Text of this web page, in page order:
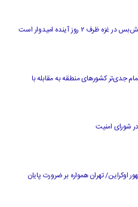
۲ روز آینده امیدوار است
جدی‌تر کشورهای منطقه به مقابله با
شورای امنیت
اوکراین/ تهران همواره بر ضرورت پایان